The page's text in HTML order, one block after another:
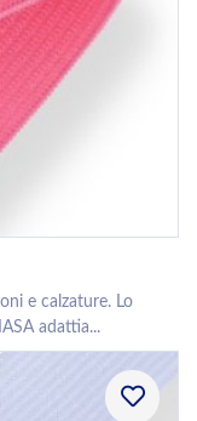
e calzature. Lo
adattia...